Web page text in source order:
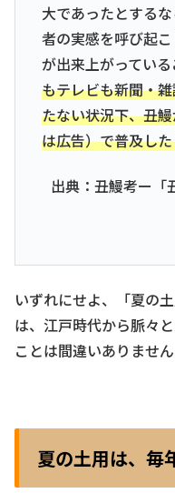
大であったとする
者の実感を呼び起
が出来上がっている
もテレビも新聞・
たない状況下、丑
は広告）で普及し
出典：丑鰻考ー「
いずれにせよ、「夏の
は、江戸時代から脈々
ことは間違いありません
夏の土用は、毎